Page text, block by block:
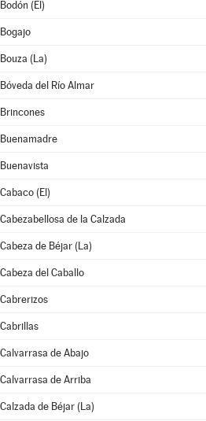
Bodón (El)
Bogajo
Bouza (La)
Bóveda del Río Almar
Brincones
Buenamadre
Buenavista
Cabaco (El)
Cabezabellosa de la Calzada
Cabeza de Béjar (La)
Cabeza del Caballo
Cabrerizos
Cabrillas
Calvarrasa de Abajo
Calvarrasa de Arriba
Calzada de Béjar (La)